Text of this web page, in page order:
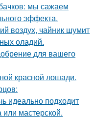
мы сажаем
эффекта.
воздух, чайник шумит
оладий.
для вашего
красной лошади.
идеально подходит
мастерской.